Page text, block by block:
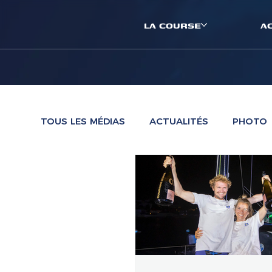
LA COURSE
TOUS LES MÉDIAS ACTUALITÉS PHOTO